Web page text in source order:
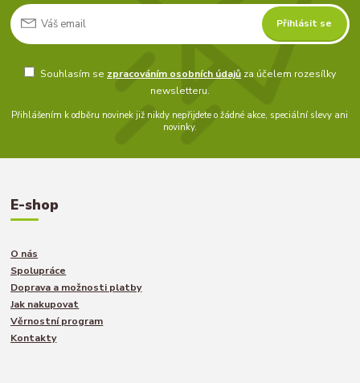
Přihlásit se
Souhlasím se zpracováním osobních údajůza účelem rozesílky
newsletteru.
Přihlášením k odběru novinek již nikdy nepřijdete o žádné akce, speciální slevy ani
novinky.
E-shop
O nás
Spolupráce
Doprava a možnosti platby
Jak nakupovat
Věrnostní program
Kontakty